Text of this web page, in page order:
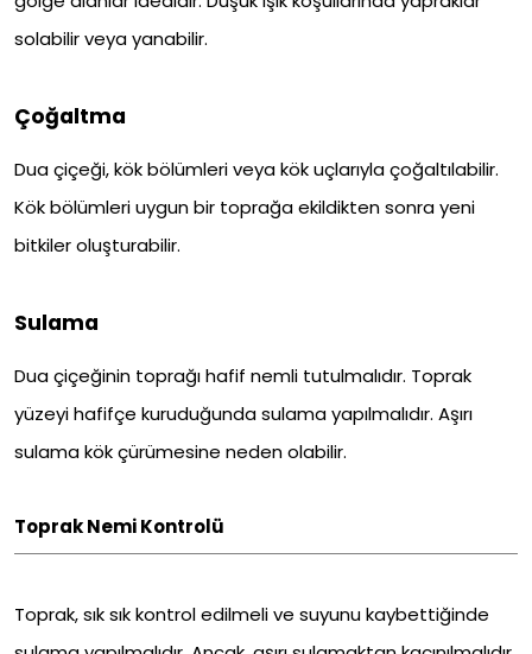
solabilir veya yanabilir.
Çoğaltma
Dua çiçeği, kök bölümleri veya kök uçlarıyla çoğaltılabilir.
Kök bölümleri uygun bir toprağa ekildikten sonra yeni
bitkiler oluşturabilir.
Sulama
Dua çiçeğinin toprağı hafif nemli tutulmalıdır. Toprak
yüzeyi hafifçe kuruduğunda sulama yapılmalıdır. Aşırı
sulama kök çürümesine neden olabilir.
Toprak Nemi Kontrolü
Toprak, sık sık kontrol edilmeli ve suyunu kaybettiğinde